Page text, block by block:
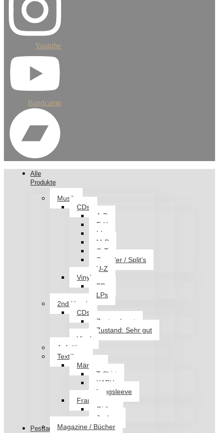
Youtube
Bandcamp
Alle
Produkte
Musik
CDs
A-D
E-H
I-L
M-P
Q-T
Sampler / Split’s
U-Z
Vinyl
EPs
LPs
2nd Hand
CDs
Zustand: gut
Zustand: Sehr gut
Vinyl
Aufnäher
Textilien
Männer
T-Shirt
KAPU
Longsleeve
Frauen
Girlies
Jacken
Magazine / Bücher
Pesttanz